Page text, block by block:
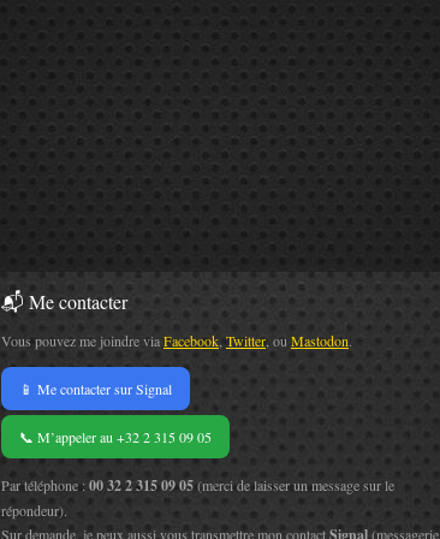
📬 Me contacter
Vous pouvez me joindre viaFacebook Twitter , ou Mastodon.
📱 Me contacter sur Signal
📞 M’appeler au +32 2 315 09 05
Par téléphone :00 32 2 315 09 05(merci de laisser un message sur le
répondeur).
Sur demande, je peux aussi vous transmettre mon contactSignal(messagerie